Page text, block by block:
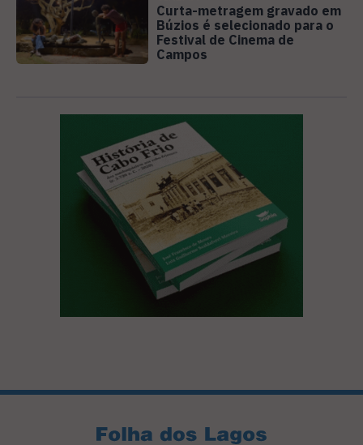
Curta-metragem gravado em
Búzios é selecionado para o
Festival de Cinema de
Campos